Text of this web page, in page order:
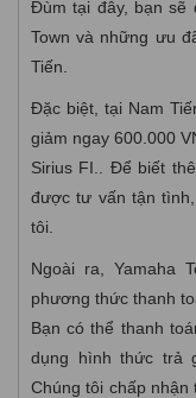
Đùm tại đây, bạn sẽ
Town và những ưu
Tiến.
Đặc biệt, tại Nam
giảm ngay 600.000
Sirius FI.. Để biết
được tư vấn tận
tôi.
Ngoài ra, Yamaha
phương thức thanh
Bạn có thể thanh
dụng hình thức trả
Chúng tôi chấp nhận